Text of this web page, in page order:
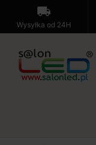
local_shipping
Wysyłka od 24H